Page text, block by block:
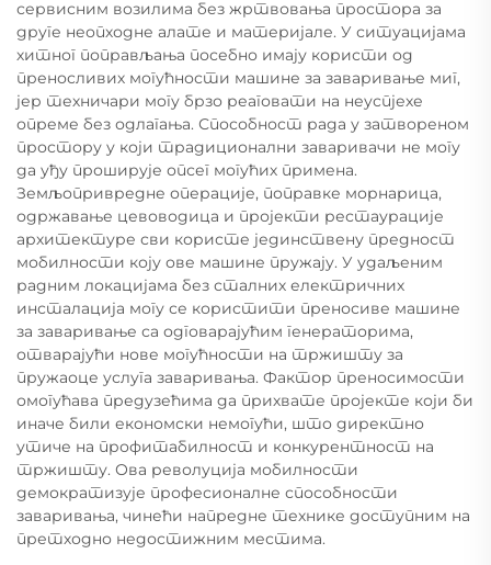
сервисним возилима без жртвовања простора за
друге неопходне алате и материјале. У ситуацијама
хитног поправљања посебно имају користи од
преносливих могућности машине за заваривање миг,
јер техничари могу брзо реаговати на неуспјехе
опреме без одлагања. Способност рада у затвореном
простору у који традиционални заваривачи не могу
да уђу проширује опсег могућих примена.
Земљопривредне операције, поправке морнарица,
одржавање цевоводица и пројекти рестаурације
архитектуре сви користе јединствену предност
мобилности коју ове машине пружају. У удаљеним
радним локацијама без сталних електричних
инсталација могу се користити преносиве машине
за заваривање са одговарајућим генераторима,
отварајући нове могућности на тржишту за
пружаоце услуга заваривања. Фактор преносимости
омогућава предузећима да прихвате пројекте који би
иначе били економски немогући, што директно
утиче на профитабилност и конкурентност на
тржишту. Ова револуција мобилности
демократизује професионалне способности
заваривања, чинећи напредне технике доступним на
претходно недостижним местима.